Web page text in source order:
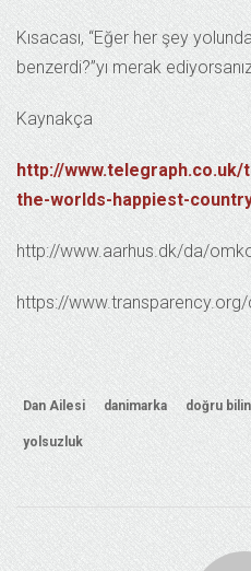
Kısacası, “Eğer her şey
benzerdi?”yı merak
Kaynakça
http://
the-worlds-happiest-
http://www.aarhus.dk/da/
https://
Dan Ailesi danimarka doğru
yolsuzluk